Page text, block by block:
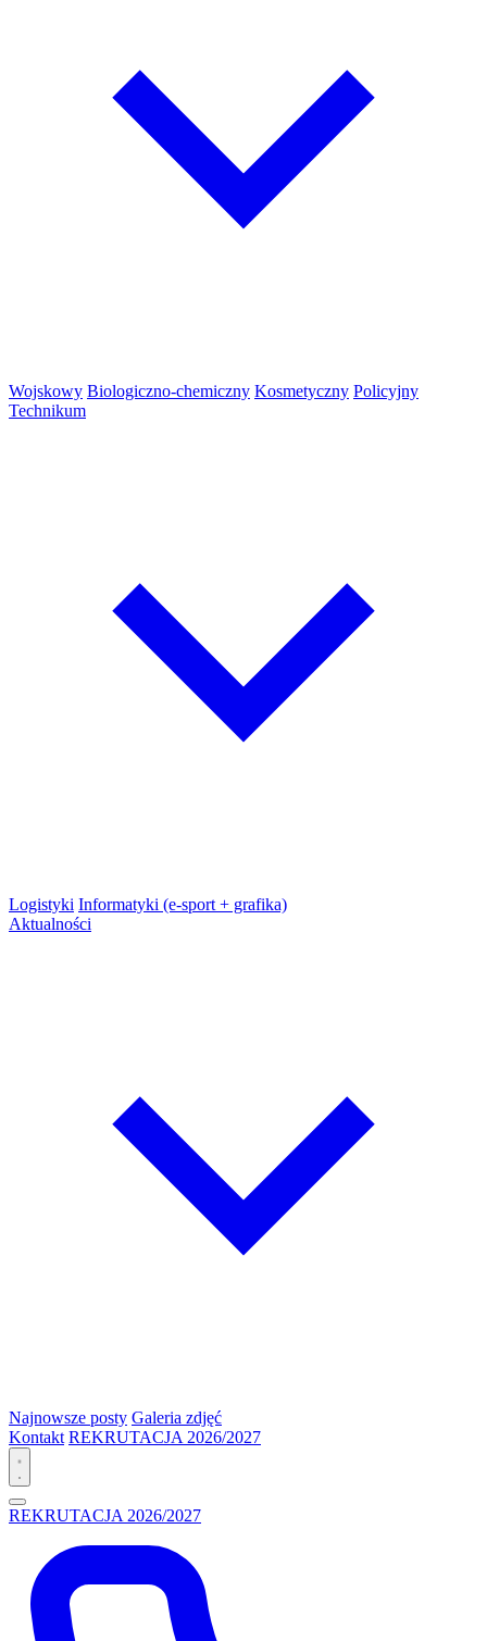
Wojskowy Biologiczno-chemiczny Kosmetyczny Policyjny
Technikum
Logistyki Informatyki (e-sport + grafika)
Aktualności
Najnowsze posty Galeria zdjęć
Kontakt REKRUTACJA 2026/2027
REKRUTACJA 2026/2027